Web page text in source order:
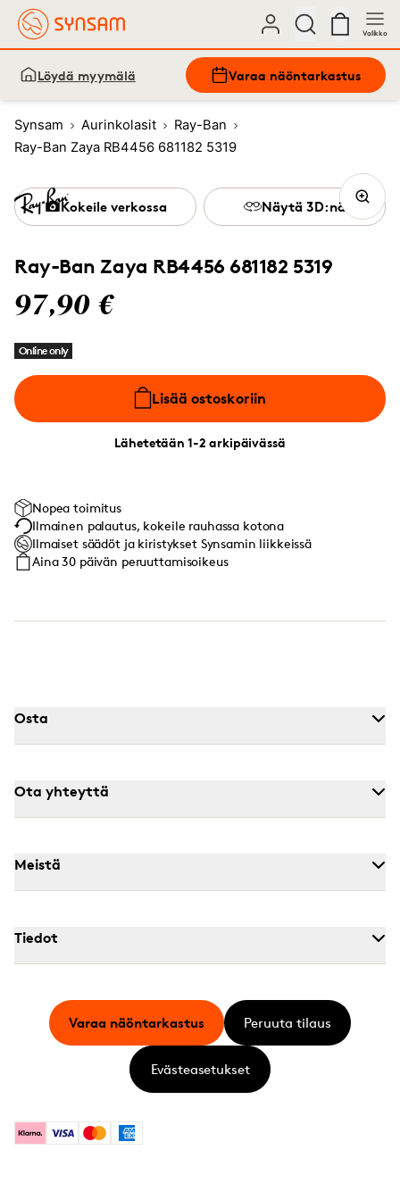
Valikko
Löydä myymälä Varaa näöntarkastus
Synsam Aurinkolasit
Ray-Ban
Ray-Ban Zaya RB4456 681182 5319
Ray-Ban Zaya RB4456 681182 5319
97,90 €
Online only
Lisää ostoskoriin
Lähetetään 1-2 arkipäivässä
Kokeile verkossa Näytä 3D:nä
Nopea toimitus
Ilmainen palautus, kokeile rauhassa kotona
Ilmaiset säädöt ja kiristykset Synsamin liikkeissä
Aina 30 päivän peruuttamisoikeus
Osta
Ota yhteyttä
Meistä
Tiedot
KlarnaVisa MastercardAmerican Express
Varaa näöntarkastus Peruuta tilaus
Evästeasetukset